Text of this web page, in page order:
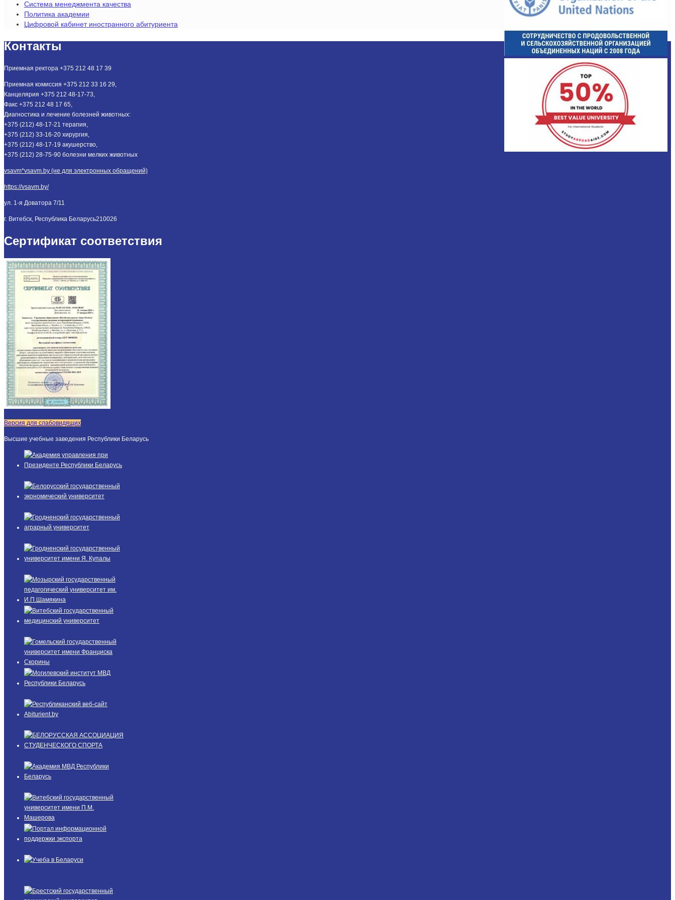
Система менеджмента качества
Политика академии
Цифровой кабинет иностранного абитуриента
Контакты
Приемная ректора +375 212 48 17 39
Приемная комиссия +375 212 33 16 29,
Канцелярия +375 212 48-17-73,
Факс +375 212 48 17 65,
Диагностика и лечение болезней животных:
+375 (212) 48-17-21 терапия,
+375 (212) 33-16-20 хирургия,
+375 (212) 48-17-19 акушерство,
+375 (212) 28-75-90 болезни мелких животных
vsavm*vsavm.by (не для электронных обращений)
https://vsavm.by/
ул. 1-я Доватора 7/11
г. Витебск, Республика Беларусь210026
Сертификат соответствия
Версия для слабовидящих
Высшие учебные заведения Республики Беларусь